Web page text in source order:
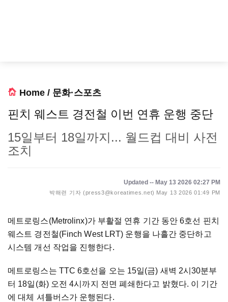
Home / 문화·스포츠
핀치 웨스트 경전철 이번 연휴 운행 중단
15일부터 18일까지... 월드컵 대비 사전
조치
Updated -- May 13 2026 02:27 PM
박해련 기자 (press3@koreatimes.net) May 13 2026 01:49 PM
메트로링스(Metrolinx)가 부활절 연휴 기간 동안 6호선 핀치
웨스트 경전철(Finch West LRT) 운행을 나흘간 중단하고
시스템 개선 작업을 진행한다.
메트로링스는 TTC 6호선을 오는 15일(금) 새벽 2시30분부
터 18일(화) 오전 4시까지 전면 폐쇄한다고 밝혔다. 이 기간
에 대체 셔틀버스가 운행된다.